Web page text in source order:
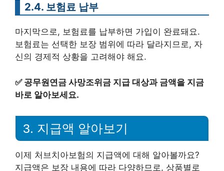
2.4. 보험료 납부
마지막으로, 보험료를 납부하면 가입이 완료돼요.
보험료는 선택한 보장 범위에 따라 달라지므로, 자
신의 경제적 상황을 고려해야 해요.
✅ 공무원연금 사망조위금 지급 대상과 금액을 지금
바로 알아보세요.
3. 지급액 알아보기
이제 처브치아보험의 지급액에 대해 알아볼까요?
지급액은 보장 내용에 따라 다양하므로, 상품별로